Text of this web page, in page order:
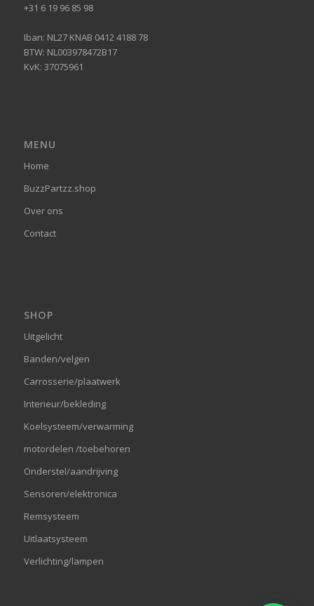
+31 6 19 96 85 98
Iban: NL27 KNAB 0412 4188 78
BTW: NL003978472B17
KvK: 37075961
MENU
Home
BuzzPartzz.shop
Over ons
Contact
SHOP
Uitgelicht
Banden/velgen
Carrosserie/plaatwerk
Interieur/bekleding
Koelsysteem/verwarming
motordelen /toebehoren
Onderstel/aandrijving
Sensoren/elektronica
Remsysteem
Uitlaatsysteem
Verlichting/lampen